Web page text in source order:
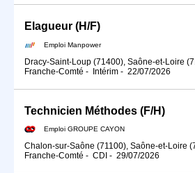
Elagueur (H/F)
Emploi Manpower
Dracy-Saint-Loup (71400), Saône-et-Loire
Franche-Comté - Intérim - 22/07/2026
Technicien Méthodes (F/H)
Emploi GROUPE CAYON
Chalon-sur-Saône (71100), Saône-et-Loire
Franche-Comté - CDI - 29/07/2026